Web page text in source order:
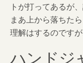
トが打ってあるが
まあ上から落ちた
理解はするのですが
ハンドジ